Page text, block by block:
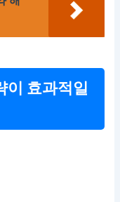
이 효과적일